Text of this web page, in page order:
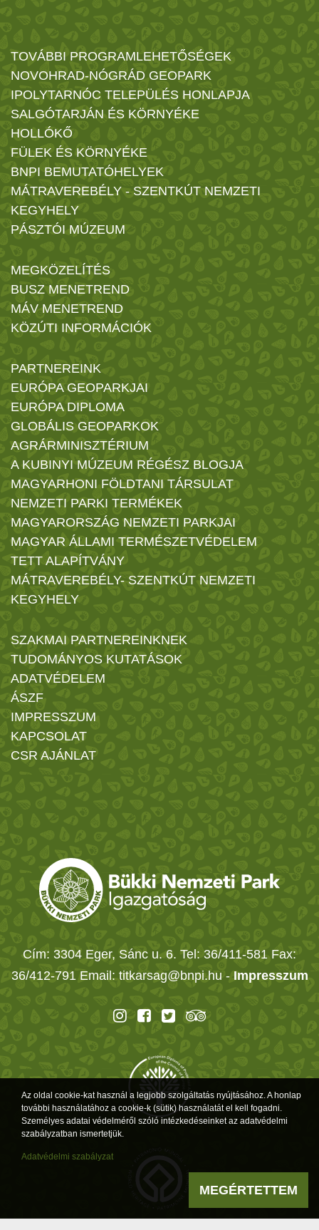
TOVÁBBI PROGRAMLEHETŐSÉGEK
NOVOHRAD-NÓGRÁD GEOPARK
IPOLYTARNÓC TELEPÜLÉS HONLAPJA
SALGÓTARJÁN ÉS KÖRNYÉKE
HOLLÓKŐ
FÜLEK ÉS KÖRNYÉKE
BNPI BEMUTATÓHELYEK
MÁTRAVEREBÉLY - SZENTKÚT NEMZETI
KEGYHELY
PÁSZTÓI MÚZEUM
MEGKÖZELÍTÉS
BUSZ MENETREND
MÁV MENETREND
KÖZÚTI INFORMÁCIÓK
PARTNEREINK
EURÓPA GEOPARKJAI
EURÓPA DIPLOMA
GLOBÁLIS GEOPARKOK
AGRÁRMINISZTÉRIUM
A KUBINYI MÚZEUM RÉGÉSZ BLOGJA
MAGYARHONI FÖLDTANI TÁRSULAT
NEMZETI PARKI TERMÉKEK
MAGYARORSZÁG NEMZETI PARKJAI
MAGYAR ÁLLAMI TERMÉSZETVÉDELEM
TETT ALAPÍTVÁNY
MÁTRAVEREBÉLY- SZENTKÚT NEMZETI
KEGYHELY
SZAKMAI PARTNEREINKNEK
TUDOMÁNYOS KUTATÁSOK
ADATVÉDELEM
ÁSZF
IMPRESSZUM
KAPCSOLAT
CSR AJÁNLAT
Cím: 3304 Eger, Sánc u. 6. Tel: 36/411-581 Fax:
36/412-791 Email: titkarsag@bnpi.hu - Impresszum
Az oldal cookie-kat használ a legjobb szolgáltatás nyújtásához. A honlap
további használatához a cookie-k (sütik) használatát el kell fogadni.
Személyes adatai védelméről szóló intézkedéseinket az adatvédelmi
szabályzatban ismertetjük.
Adatvédelmi szabályzat
MEGÉRTETTEM